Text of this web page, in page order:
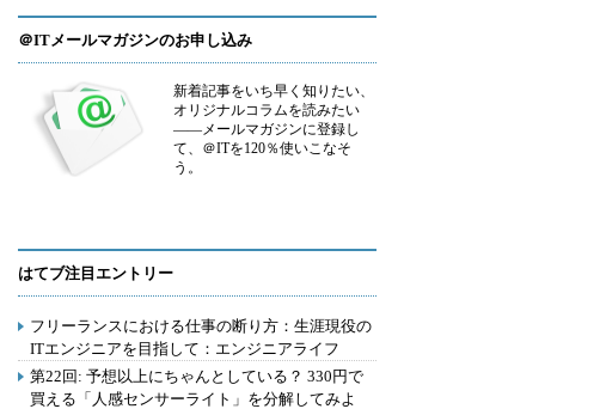
＠ITメールマガジンのお申し込み
新着記事をいち早く知りたい、
オリジナルコラムを読みたい
――メールマガジンに登録し
て、＠ITを120％使いこなそ
う。
はてブ注目エントリー
フリーランスにおける仕事の断り方：生涯現役の
ITエンジニアを目指して：エンジニアライフ
第22回: 予想以上にちゃんとしている？ 330円で
買える「人感センサーライト」を分解してみよ